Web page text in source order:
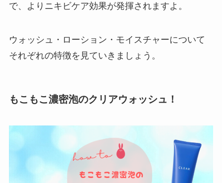
で、よりニキビケア効果が発揮されますよ。
ウォッシュ・ローション・モイスチャーについて
それぞれの特徴を見ていきましょう。
もこもこ濃密泡のクリアウォッシュ！